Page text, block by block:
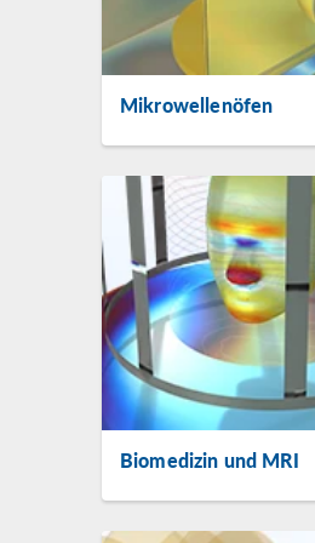
Mikrowellenöfen
Biomedizin und MRI